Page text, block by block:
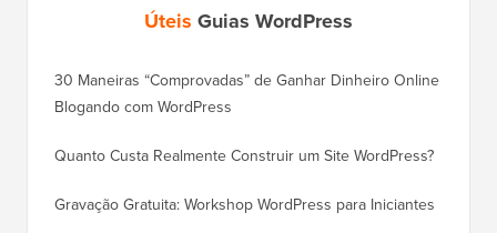
Úteis Guias WordPress
30 Maneiras “Comprovadas” de Ganhar Dinheiro Online
Blogando com WordPress
Quanto Custa Realmente Construir um Site WordPress?
Gravação Gratuita: Workshop WordPress para Iniciantes